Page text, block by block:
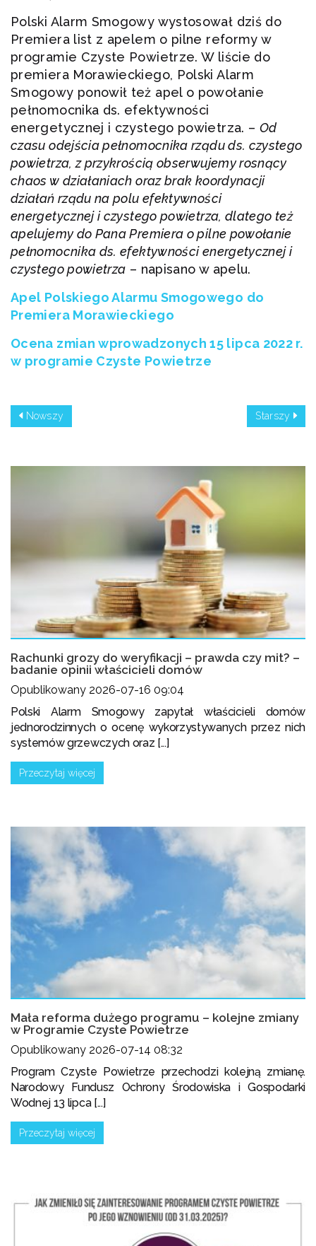
Polski Alarm Smogowy wystosował dziś do
Premiera list z apelem o pilne reformy w
programie Czyste Powietrze. W liście do
premiera Morawieckiego, Polski Alarm
Smogowy ponowił też apel o powołanie
pełnomocnika ds. efektywności
energetycznej i czystego powietrza. – Od
czasu odejścia pełnomocnika rządu ds. czystego
powietrza, z przykrością obserwujemy rosnący
chaos w działaniach oraz brak koordynacji
działań rządu na polu efektywności
energetycznej i czystego powietrza, dlatego też
apelujemy do Pana Premiera o pilne powołanie
pełnomocnika ds. efektywności energetycznej i
czystego powietrza – napisano w apelu.
Apel Polskiego Alarmu Smogowego do
Premiera Morawieckiego
Ocena zmian wprowadzonych 15 lipca 2022 r.
w programie Czyste Powietrze
Nowszy Starszy
Rachunki grozy do weryfikacji – prawda czy mit? –
badanie opinii właścicieli domów
Opublikowany 2026-07-16 09:04
Polski Alarm Smogowy zapytał właścicieli domów
jednorodzinnych o ocenę wykorzystywanych przez nich
systemów grzewczych oraz [...]
Przeczytaj więcej
Mała reforma dużego programu – kolejne zmiany
w Programie Czyste Powietrze
Opublikowany 2026-07-14 08:32
Program Czyste Powietrze przechodzi kolejną zmianę.
Narodowy Fundusz Ochrony Środowiska i Gospodarki
Wodnej 13 lipca [...]
Przeczytaj więcej